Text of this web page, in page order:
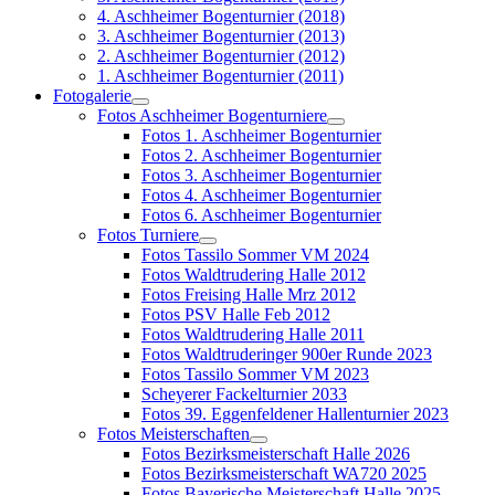
4. Aschheimer Bogenturnier (2018)
3. Aschheimer Bogenturnier (2013)
2. Aschheimer Bogenturnier (2012)
1. Aschheimer Bogenturnier (2011)
Fotogalerie
Fotos Aschheimer Bogenturniere
Fotos 1. Aschheimer Bogenturnier
Fotos 2. Aschheimer Bogenturnier
Fotos 3. Aschheimer Bogenturnier
Fotos 4. Aschheimer Bogenturnier
Fotos 6. Aschheimer Bogenturnier
Fotos Turniere
Fotos Tassilo Sommer VM 2024
Fotos Waldtrudering Halle 2012
Fotos Freising Halle Mrz 2012
Fotos PSV Halle Feb 2012
Fotos Waldtrudering Halle 2011
Fotos Waldtruderinger 900er Runde 2023
Fotos Tassilo Sommer VM 2023
Scheyerer Fackelturnier 2033
Fotos 39. Eggenfeldener Hallenturnier 2023
Fotos Meisterschaften
Fotos Bezirksmeisterschaft Halle 2026
Fotos Bezirksmeisterschaft WA720 2025